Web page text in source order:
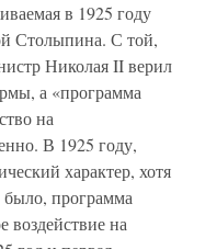
в 1925 году
Столыпина. С той,
Николая II верил
а «программа
на
В 1925 году,
характер, хотя
было, программа
воздействие на